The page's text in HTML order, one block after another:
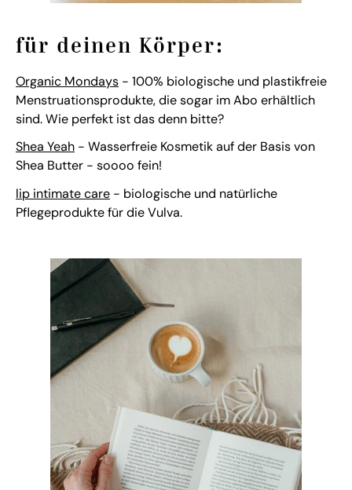
für deinen Körper:
Organic Mondays - 100% biologische und plastikfreie
Menstruationsprodukte, die sogar im Abo erhältlich
sind. Wie perfekt ist das denn bitte?
Shea Yeah - Wasserfreie Kosmetik auf der Basis von
Shea Butter - soooo fein!
lip intimate care - biologische und natürliche
Pflegeprodukte für die Vulva.